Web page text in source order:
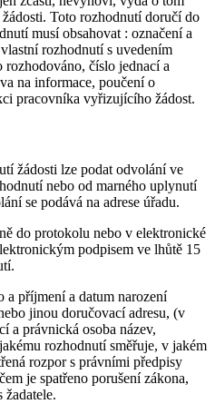
Toto rozhodnutí doručí do
musí obsahovat : označení a
rozhodnutí s uvedením
číslo jednací a
na informace, poučení o
pracovníka vyřizujícího žádost.
žádosti lze podat odvolání ve
nebo od marného uplynutí
se podává na adrese úřadu.
do protokolu nebo v elektronické
podpisem ve lhůtě 15
a příjmení a datum narození
jinou doručovací adresu, (v
a právnická osoba název,
rozhodnutí směřuje, v jakém
rozpor s právními předpisy
je spatřeno porušení zákona,
žadatele.